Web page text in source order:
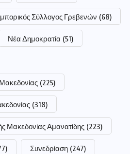
Σύλλογος Γρεβενών (68)
Νέα Δημοκρατία (51)
(225)
(318)
Μακεδονίας Αμανατίδης (223)
Συνεδρίαση (247)